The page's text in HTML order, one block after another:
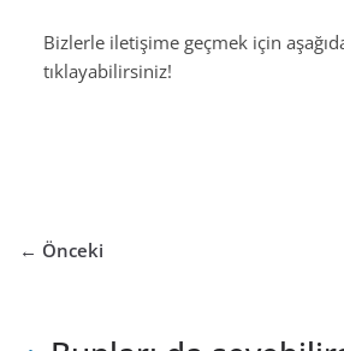
Bizlerle iletişime geçmek için
tıklayabilirsiniz!
← Önceki